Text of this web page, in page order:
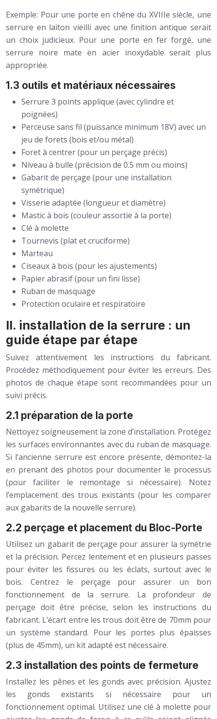
Exemple: Pour une porte en chêne du XVIIIe siècle, une
serrure en laiton vieilli avec une finition antique serait
un choix judicieux. Pour une porte en fer forgé, une
serrure noire mate en acier inoxydable serait plus
appropriée.
1.3 outils et matériaux nécessaires
Serrure 3 points applique (avec cylindre et
poignées)
Perceuse sans fil (puissance minimum 18V) avec un
jeu de forets (bois et/ou métal)
Foret à centrer (pour un perçage précis)
Niveau à bulle (précision de 0.5 mm ou moins)
Gabarit de perçage (pour une installation
symétrique)
Visserie adaptée (longueur et diamètre)
Mastic à bois (couleur assortie à la porte)
Clé à molette
Tournevis (plat et cruciforme)
Marteau
Ciseaux à bois (pour les ajustements)
Papier abrasif (pour un fini lisse)
Ruban de masquage
Protection oculaire et respiratoire
II. installation de la serrure : un
guide étape par étape
Suivez attentivement les instructions du fabricant.
Procédez méthodiquement pour éviter les erreurs. Des
photos de chaque étape sont recommandées pour un
suivi précis.
2.1 préparation de la porte
Nettoyez soigneusement la zone d’installation. Protégez
les surfaces environnantes avec du ruban de masquage.
Si l’ancienne serrure est encore présente, démontez-la
en prenant des photos pour documenter le processus
(pour faciliter le remontage si nécessaire). Notez
l’emplacement des trous existants (pour les comparer
aux gabarits de la nouvelle serrure).
2.2 perçage et placement du Bloc-Porte
Utilisez un gabarit de perçage pour assurer la symétrie
et la précision. Percez lentement et en plusieurs passes
pour éviter les fissures ou les éclats, surtout avec le
bois. Centrez le perçage pour assurer un bon
fonctionnement de la serrure. La profondeur de
perçage doit être précise, selon les instructions du
fabricant. L’écart entre les trous doit être de 70mm pour
un système standard. Pour les portes plus épaisses
(plus de 45mm), un kit adapté est nécessaire.
2.3 installation des points de fermeture
Installez les pênes et les gonds avec précision. Ajustez
les gonds existants si nécessaire pour un
fonctionnement optimal. Utilisez une clé à molette pour